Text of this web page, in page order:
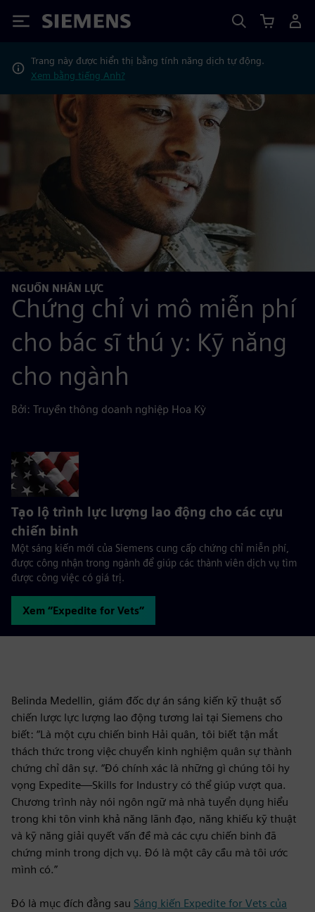
Siemens
Trang này được hiển thị bằng tính năng dịch tự động.
Xem bằng tiếng Anh?
NGUỒN NHÂN LỰC
Chứng chỉ vi mô miễn phí
cho bác sĩ thú y: Kỹ năng
cho ngành
Bởi: Truyền thông doanh nghiệp Hoa Kỳ
Tạo lộ trình lực lượng lao động cho các cựu
chiến binh
Một sáng kiến mới của Siemens cung cấp chứng chỉ miễn phí,
được công nhận trong ngành để giúp các thành viên dịch vụ tìm
được công việc có giá trị.
Xem “Expedite for Vets”
Belinda Medellin, giám đốc dự án sáng kiến kỹ thuật số
chiến lược lực lượng lao động tương lai tại Siemens cho
biết: “Là một cựu chiến binh Hải quân, tôi biết tận mắt
thách thức trong việc chuyển kinh nghiệm quân sự thành
chứng chỉ dân sự. “Đó chính xác là những gì chúng tôi hy
vọng Expedite—Skills for Industry có thể giúp vượt qua.
Chương trình này nói ngôn ngữ mà nhà tuyển dụng hiểu
trong khi tôn vinh khả năng lãnh đạo, năng khiếu kỹ thuật
và kỹ năng giải quyết vấn đề mà các cựu chiến binh đã
chứng minh trong dịch vụ. Đó là một cây cầu mà tôi ước
mình có.”
Đó là mục đích đằng sau Sáng kiến Expedite for Vets của